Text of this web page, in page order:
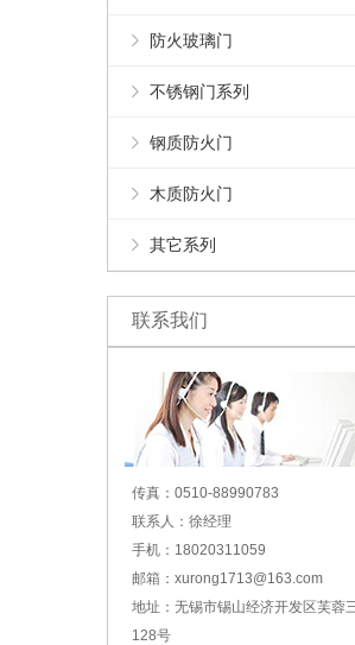
防火玻璃门
不锈钢门系列
钢质防火门
木质防火门
其它系列
联系我们
传真：0510-88990783
联系人：徐经理
手机：18020311059
邮箱：xurong1713@163.com
地址：无锡市锡山经济开发区芙蓉
128号